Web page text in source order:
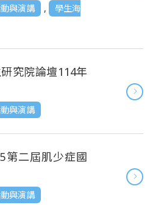
與演講 ,
學生海
研究院論壇114年
與演講
第二屆肌少症國
與演講